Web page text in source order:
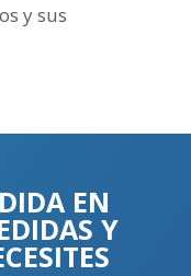
y sus
EN
Y